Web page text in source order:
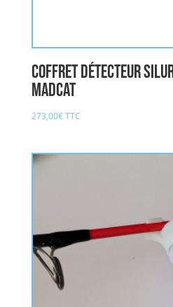
Coffret détecteur
MADCAT
273,00€TTC